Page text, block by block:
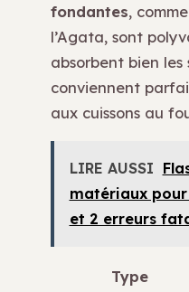
fondantes,
l’Agata, sont
absorbent bien les
conviennent
aux cuissons au
LIRE AUSSI
matériaux
et 2 erreurs
Type